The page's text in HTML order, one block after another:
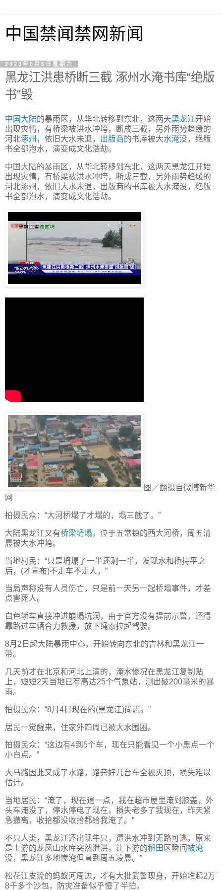
中国禁闻禁网新闻
2023年8月5日星期六
黑龙江洪患桥断三截 涿州水淹书库“绝版
书”毁
中国 大陆的暴雨区，从华北转移到东北，这两天黑龙江开始
出现灾情，有桥梁被洪水冲垮，断成三截，另外雨势趋缓的
河北涿州 ，依旧大水未退， 出版商的书库被大水淹没，绝版
书全部泡水，演变成文化浩劫。
中国大陆的暴雨区，从华北转移到东北，这两天黑龙江开始
出现灾情，有桥梁被洪水冲垮，断成三截，另外雨势趋缓的
河北涿州，依旧大水未退，出版商的书库被大水淹没，绝版
书全部泡水，演变成文化浩劫。
图／翻摄自微博新华
网
拍摄民众：“大河桥塌了才塌的，塌三截了。”
大陆黑龙江又有桥梁坍塌，位于五常镇的西大河桥，周五清
晨被大水冲垮。
当地村民：“只是坍塌了一半还剩一半，发现水和桥持平之
后，(才宣布)不走车不走人。”
当局声称没有人员伤亡，只是前一天另一起桥塌事件，才差
点害死人。
白色轿车直接冲进崩塌坑洞，由于官方没有提前示警，还得
靠路过车辆合力救援，放下绳索拉起驾驶。
8月2日起大陆暴雨中心，开始转向东北的吉林和黑龙江一
带。
几天前才在北京和河北上演的，淹水惨况在黑龙江复制贴
上，短短2天当地已有高达25个气象站，测出破200毫米的暴
雨。
拍摄民众：“8月4日现在的(黑龙江)尚志。”
居民一觉醒来，住家外四周已被大水围困。
拍摄民众：“这边有4到5个车，现在只能看见一个小黑点一个
小白点。”
大马路因此又成了水路，路旁好几台车全被灭顶，损失难以
估计。
当地居民：“淹了，现在退一点，我在超市屋里淹到膝盖，外
头车淹没了，停水停电了现在，损失老多了我现在，昨天紧
急撤离，收拾都没收拾都给我淹了。”
不只人类，黑龙江还出现牛只，遭洪水冲到无路可逃，原来
是上游的龙凤山水库突然泄洪，让下游的稻田 区瞬间 被淹
没，黑龙江多地惨淹但直到周五凌晨。”
松花江支流的蚂蚁河周边，才有大批武警现身，开始堆起2万
8千多个沙包，防灾准备似乎慢了半拍。